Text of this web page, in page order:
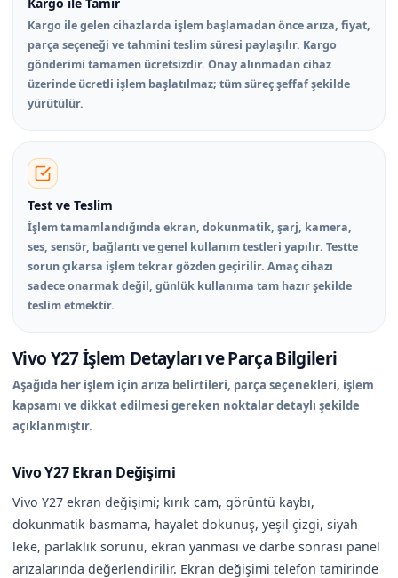
Kargo ile gelen cihazlarda işlem başlamadan önce arıza, fiyat,
parça seçeneği ve tahmini teslim süresi paylaşılır. Kargo
gönderimi tamamen ücretsizdir. Onay alınmadan cihaz
üzerinde ücretli işlem başlatılmaz; tüm süreç şeffaf şekilde
yürütülür.
Test ve Teslim
İşlem tamamlandığında ekran, dokunmatik, şarj, kamera,
ses, sensör, bağlantı ve genel kullanım testleri yapılır. Testte
sorun çıkarsa işlem tekrar gözden geçirilir. Amaç cihazı
sadece onarmak değil, günlük kullanıma tam hazır şekilde
teslim etmektir.
Vivo Y27 İşlem Detayları ve Parça Bilgileri
Aşağıda her işlem için arıza belirtileri, parça seçenekleri, işlem
kapsamı ve dikkat edilmesi gereken noktalar detaylı şekilde
açıklanmıştır.
Vivo Y27 Ekran Değişimi
Vivo Y27 ekran değişimi; kırık cam, görüntü kaybı,
dokunmatik basmama, hayalet dokunuş, yeşil çizgi, siyah
leke, parlaklık sorunu, ekran yanması ve darbe sonrası panel
arızalarında değerlendirilir. Ekran değişimi telefon tamirinde